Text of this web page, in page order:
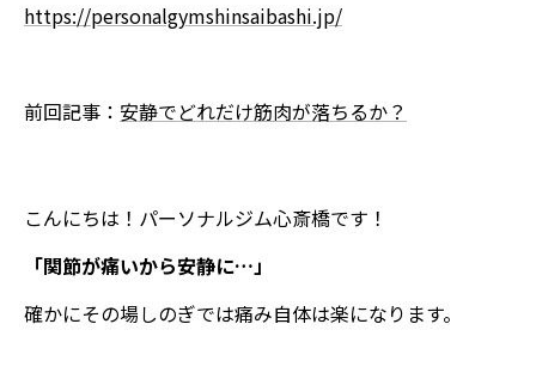
https://personalgymshinsaibashi.jp/
前回記事： 安静でどれだけ筋肉が落ちるか？
こんにちは！パーソナルジム心斎橋です！
「関節が痛いから安静に…」
確かにその場しのぎでは痛み自体は楽になります。